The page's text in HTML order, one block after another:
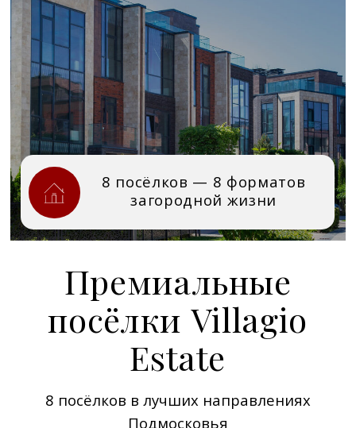
8 посёлков в лучших направлениях
Подмосковья
Премиальные
посёлки Villagio
Estate
Получить консультацию
Поможем выбрать своё место для жизни
с продуманной планировкой улиц,
охраной и сервисом.
Каждый посёлок
уникален
✓ Запись на встречу